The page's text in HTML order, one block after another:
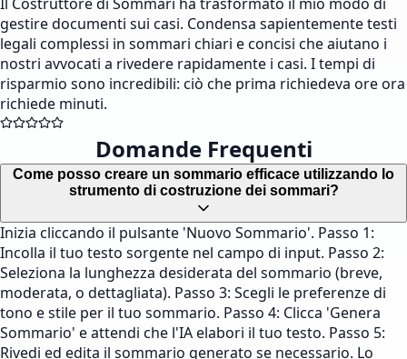
gestire documenti sui casi. Condensa sapientemente testi
legali complessi in sommari chiari e concisi che aiutano i
nostri avvocati a rivedere rapidamente i casi. I tempi di
risparmio sono incredibili: ciò che prima richiedeva ore ora
richiede minuti.
Domande Frequenti
Come posso creare un sommario efficace utilizzando lo
strumento di costruzione dei sommari?
Inizia cliccando il pulsante 'Nuovo Sommario'. Passo 1:
Incolla il tuo testo sorgente nel campo di input. Passo 2:
Seleziona la lunghezza desiderata del sommario (breve,
moderata, o dettagliata). Passo 3: Scegli le preferenze di
tono e stile per il tuo sommario. Passo 4: Clicca 'Genera
Sommario' e attendi che l'IA elabori il tuo testo. Passo 5:
Rivedi ed edita il sommario generato se necessario. Lo